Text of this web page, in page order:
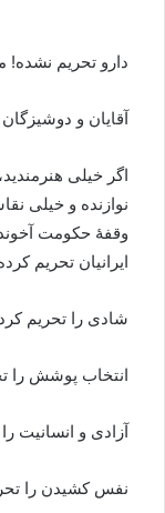
دارو تحریم
آقایان و
اگر خیلی
نوازنده و خیلی
ایرانیان تحریم
شادی را تحریم
انتخاب پوشش را
آزادی و انسانیت
نفس کشیدن را